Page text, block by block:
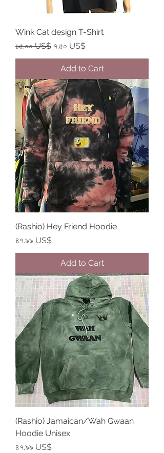
Wink Cat design T-Shirt
Regular Price
১৫.০০ US$ Sale Price
৭.৫০ US$
Add to Cart
(Rashio) Hey Friend Hoodie
Price
৪৭.৯৯ US$
Add to Cart
(Rashio) Jamaican/Wah Gwaan
Hoodie Unisex
Price
৪৭.৯৯ US$